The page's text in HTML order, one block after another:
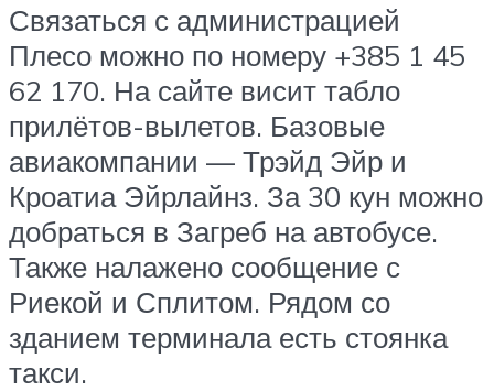
Связаться с администрацией
Плесо можно по номеру +385 1 45
62 170. На сайте висит табло
прилётов-вылетов. Базовые
авиакомпании — Трэйд Эйр и
Кроатиа Эйрлайнз. За 30 кун можно
добраться в Загреб на автобусе.
Также налажено сообщение с
Риекой и Сплитом. Рядом со
зданием терминала есть стоянка
такси.